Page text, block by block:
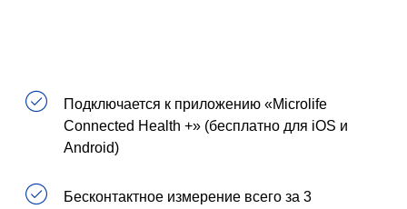
Подключается к приложению «Microlife
Connected Health +» (бесплатно для iOS и
Android)
Бесконтактное измерение всего за 3